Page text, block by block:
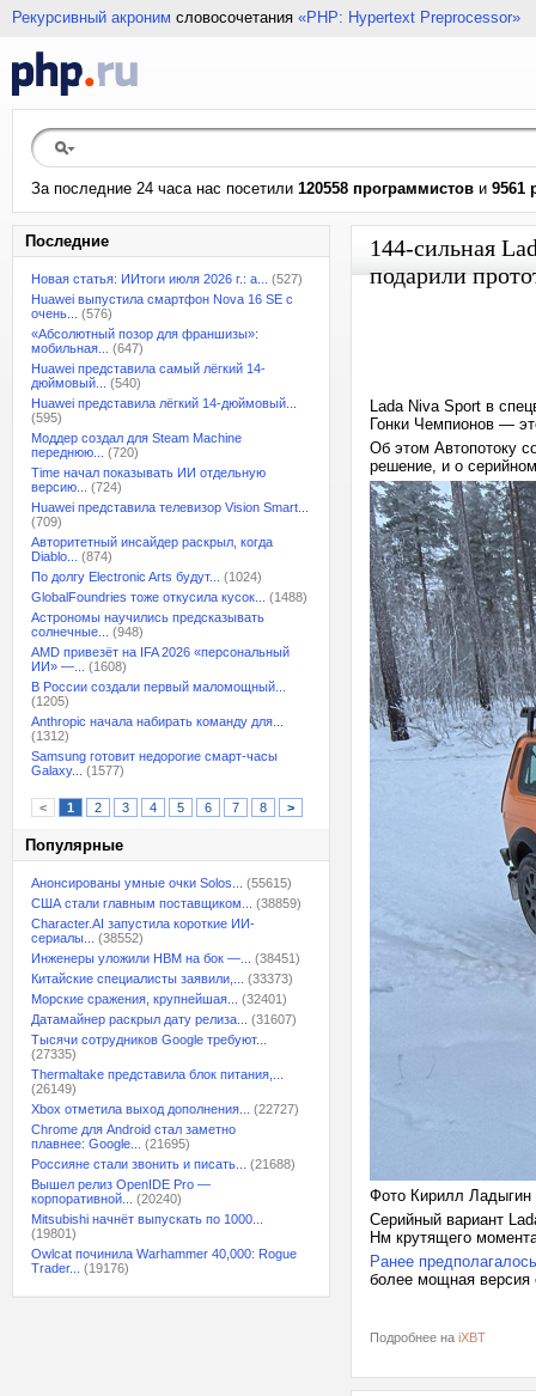
Рекурсивный акроним словосочетания «PHP: Hypertext Preprocessor»
За последние 24 часа нас посетили 120558 программистов и 9561
Последние
Новая статья: ИИтоги июля 2026 г.: а...
(527)
Huawei выпустила смартфон Nova 16 SE с
очень...
(576)
«Абсолютный позор для франшизы»:
мобильная...
(647)
Huawei представила самый лёгкий 14-
дюймовый...
(540)
Huawei представила лёгкий 14-дюймовый...
(595)
Моддер создал для Steam Machine
переднюю...
(720)
Time начал показывать ИИ отдельную
версию...
(724)
Huawei представила телевизор Vision Smart...
(709)
Авторитетный инсайдер раскрыл, когда
Diablo...
(874)
По долгу Electronic Arts будут...
(1024)
GlobalFoundries тоже откусила кусок...
(1488)
Астрономы научились предсказывать
солнечные...
(948)
AMD привезёт на IFA 2026 «персональный
ИИ» —...
(1608)
В России создали первый маломощный...
(1205)
Anthropic начала набирать команду для...
(1312)
Samsung готовит недорогие смарт-часы
Galaxy...
(1577)
< 1 2 3 4 5 6 7 8 >
Популярные
Анонсированы умные очки Solos...
(55615)
США стали главным поставщиком...
(38859)
Character.AI запустила короткие ИИ-
сериалы...
(38552)
Инженеры уложили HBM на бок —...
(38451)
Китайские специалисты заявили,...
(33373)
Морские сражения, крупнейшая...
(32401)
Датамайнер раскрыл дату релиза...
(31607)
Тысячи сотрудников Google требуют...
(27335)
Thermaltake представила блок питания,...
(26149)
Xbox отметила выход дополнения...
(22727)
Chrome для Android стал заметно
плавнее: Google...
(21695)
Россияне стали звонить и писать...
(21688)
Вышел релиз OpenIDE Pro —
корпоративной...
(20240)
Mitsubishi начнёт выпускать по 1000...
(19801)
Owlcat починила Warhammer 40,000: Rogue
Trader...
(19176)
144-сильная
подарили
Lada Niva Sport в
Гонки Чемпионов —
Об этом Автопотоку
решение, и о
Фото Кирилл Ладыгин
Серийный вариант
Нм крутящего
Ранее предполагалось
более мощная
Подробнее на iXBT